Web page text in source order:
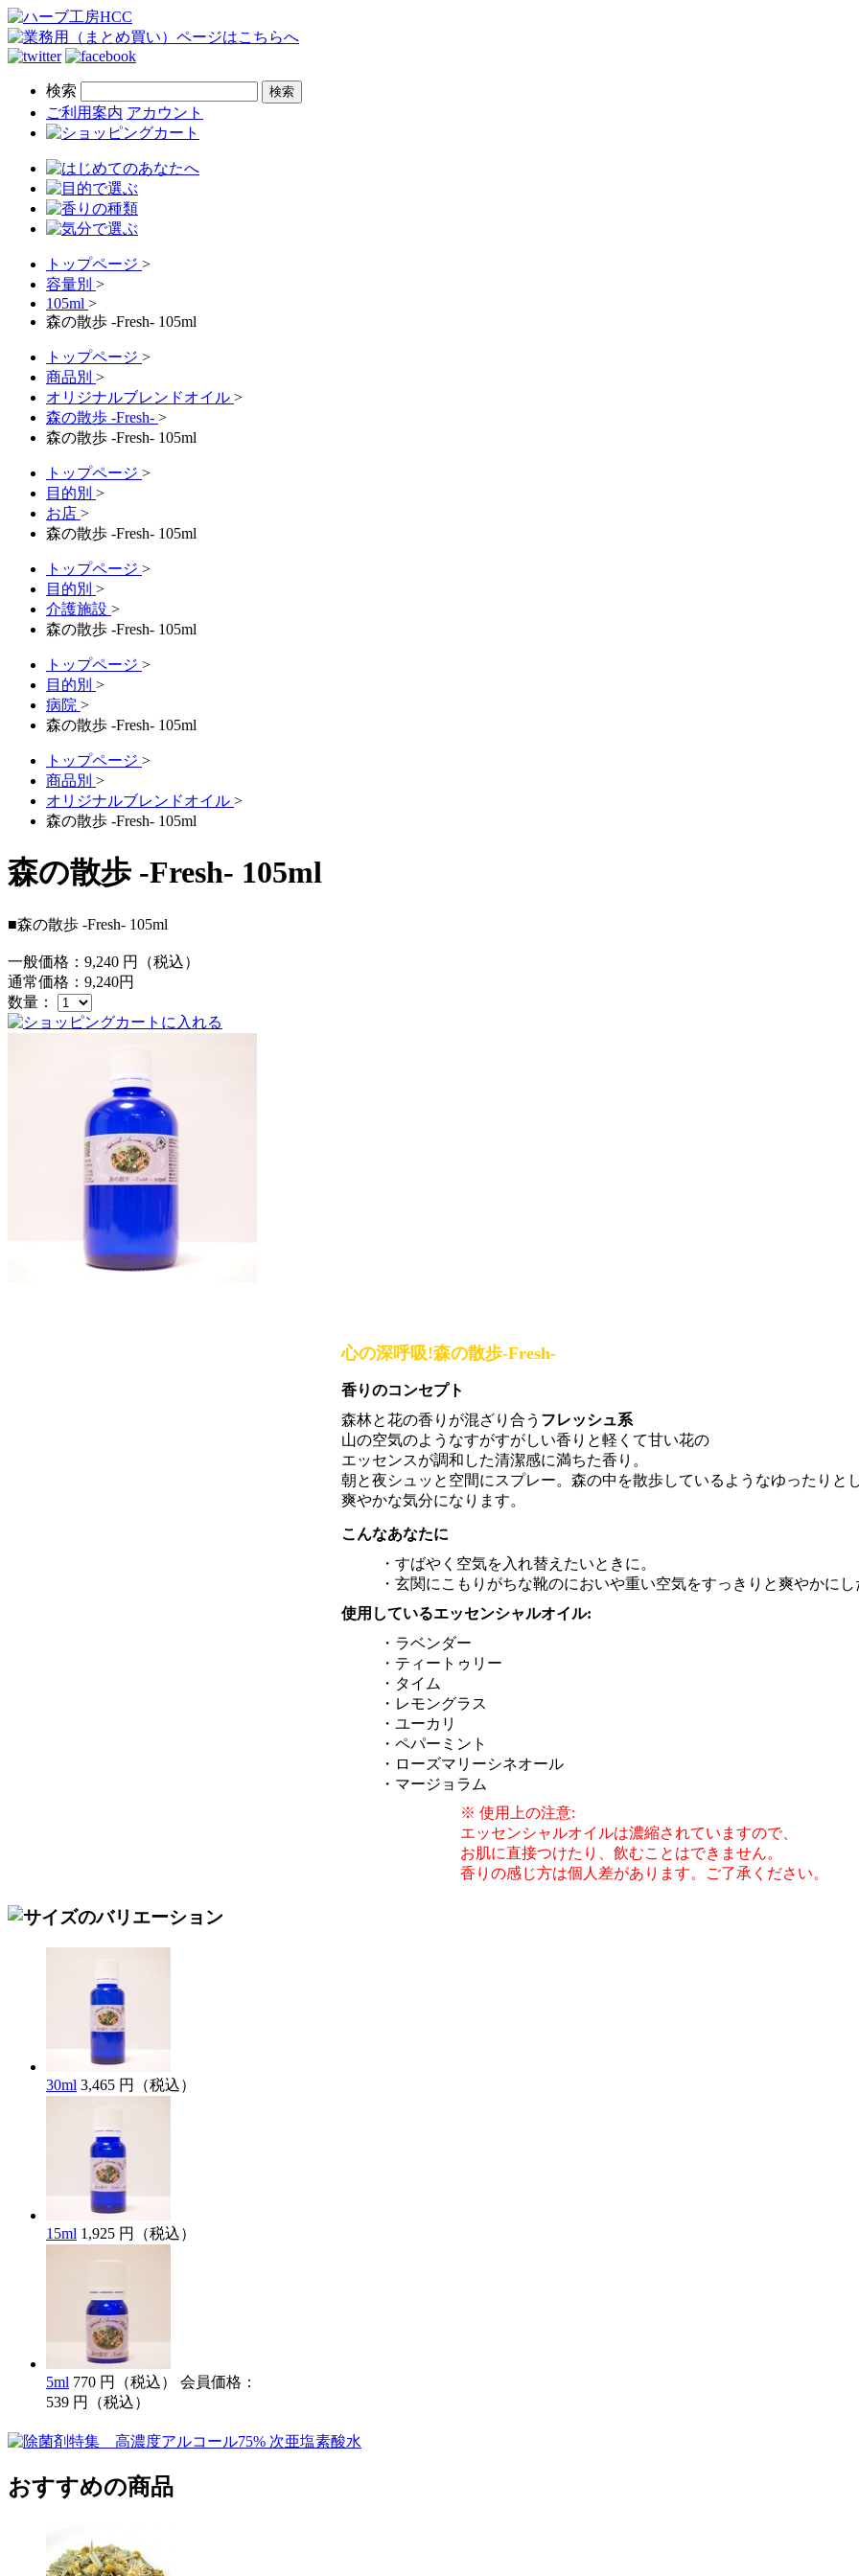
検索
ご利用案内 アカウント
トップページ >
容量別 >
105ml >
森の散歩 -Fresh- 105ml
トップページ >
商品別 >
オリジナルブレンドオイル >
森の散歩 -Fresh- >
森の散歩 -Fresh- 105ml
トップページ >
目的別 >
お店 >
森の散歩 -Fresh- 105ml
トップページ >
目的別 >
介護施設 >
森の散歩 -Fresh- 105ml
トップページ >
目的別 >
病院 >
森の散歩 -Fresh- 105ml
トップページ >
商品別 >
オリジナルブレンドオイル >
森の散歩 -Fresh- 105ml
森の散歩 -Fresh- 105ml
■森の散歩 -Fresh- 105ml
一般価格： 9,240 円（税込）
通常価格： 9,240円
数量：
心の深呼吸!森の散歩-Fresh-
香りのコンセプト
森林と花の香りが混ざり合う フレッシュ系
山の空気のようなすがすがしい香りと軽くて甘い花の
エッセンスが調和した清潔感に満ちた香り。
朝と夜シュッと空間にスプレー。森の中を散歩しているようなゆったりと
爽やかな気分になります。
こんなあなたに
・すばやく空気を入れ替えたいときに。
・玄関にこもりがちな靴のにおいや重い空気をすっきりと爽やかにし
使用しているエッセンシャルオイル:
・ラベンダー
・ティートゥリー
・タイム
・レモングラス
・ユーカリ
・ペパーミント
・ローズマリーシネオール
・マージョラム
※ 使用上の注意:
エッセンシャルオイルは濃縮されていますので、
お肌に直接つけたり、飲むことはできません。
香りの感じ方は個人差があります。ご了承ください。
30ml 3,465 円（税込）
15ml 1,925 円（税込）
5ml 770 円（税込）
会員価格：
539 円（税込）
おすすめの商品